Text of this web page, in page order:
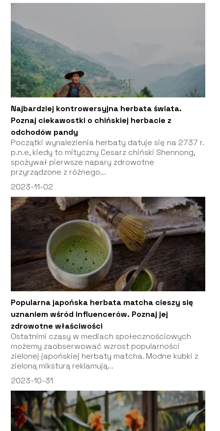
Najbardziej kontrowersyjna herbata świata.
Poznaj ciekawostki o chińskiej herbacie z
odchodów pandy
Początki wynalezienia herbaty datuje się na 2737 r.
p.n.e, kiedy to mityczny Cesarz chiński Shennong,
spożywał pierwsze napary zdrowotne
przyrządzone z różnego...
2023-11-02
Popularna japońska herbata matcha cieszy się
uznaniem wśród influencerów. Poznaj jej
zdrowotne właściwości
Ostatnimi czasy w mediach społecznościowych
możemy zaobserwować wzrost popularności
zielonej japońskiej herbaty matcha. Modne kubki z
zieloną miksturą reklamują...
2023-10-31